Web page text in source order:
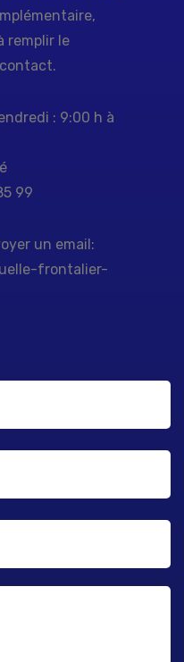
remplir le
: 9:00 h à
99
un email:
frontalier-